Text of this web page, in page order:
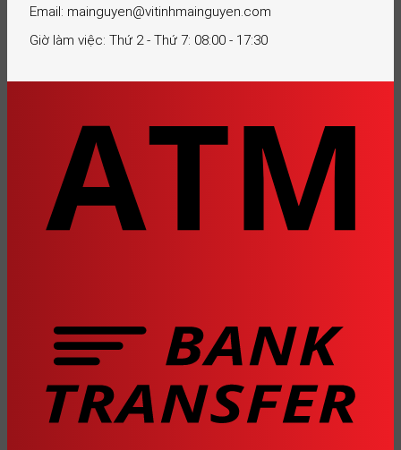
Email: mainguyen@vitinhmainguyen.com
Giờ làm việc: Thứ 2 - Thứ 7: 08:00 - 17:30